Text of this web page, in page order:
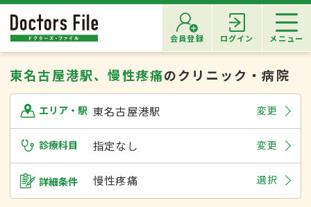
会員登録 ログイン メニュー
東名古屋港駅、慢性疼痛のクリニック・病院
エリア・駅 東名古屋港駅 変更
診療科目 指定なし 変更
詳細条件 慢性疼痛 選択